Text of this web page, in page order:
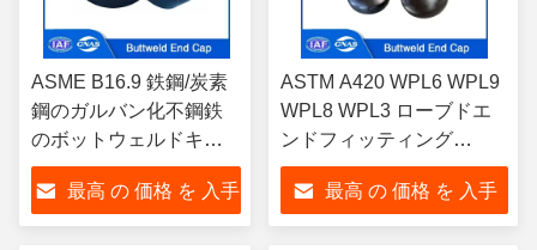
ASME B16.9 鉄鋼/炭素
鋼のガルバン化不鋼鉄
のボットウェルドキャ
ップ DN15-DN1200
Sch10 Sch20 Sch30 消
防システム
最高 の 価格 を 入手
ASTM A420 WPL6 WPL9
WPL8 WPL3 ローブドエ
ンドフィッティング
ASME B16.9 パイプ接続
のための炭素鋼のバット
ウェルドエンドキャップ
最高 の 価格 を 入手